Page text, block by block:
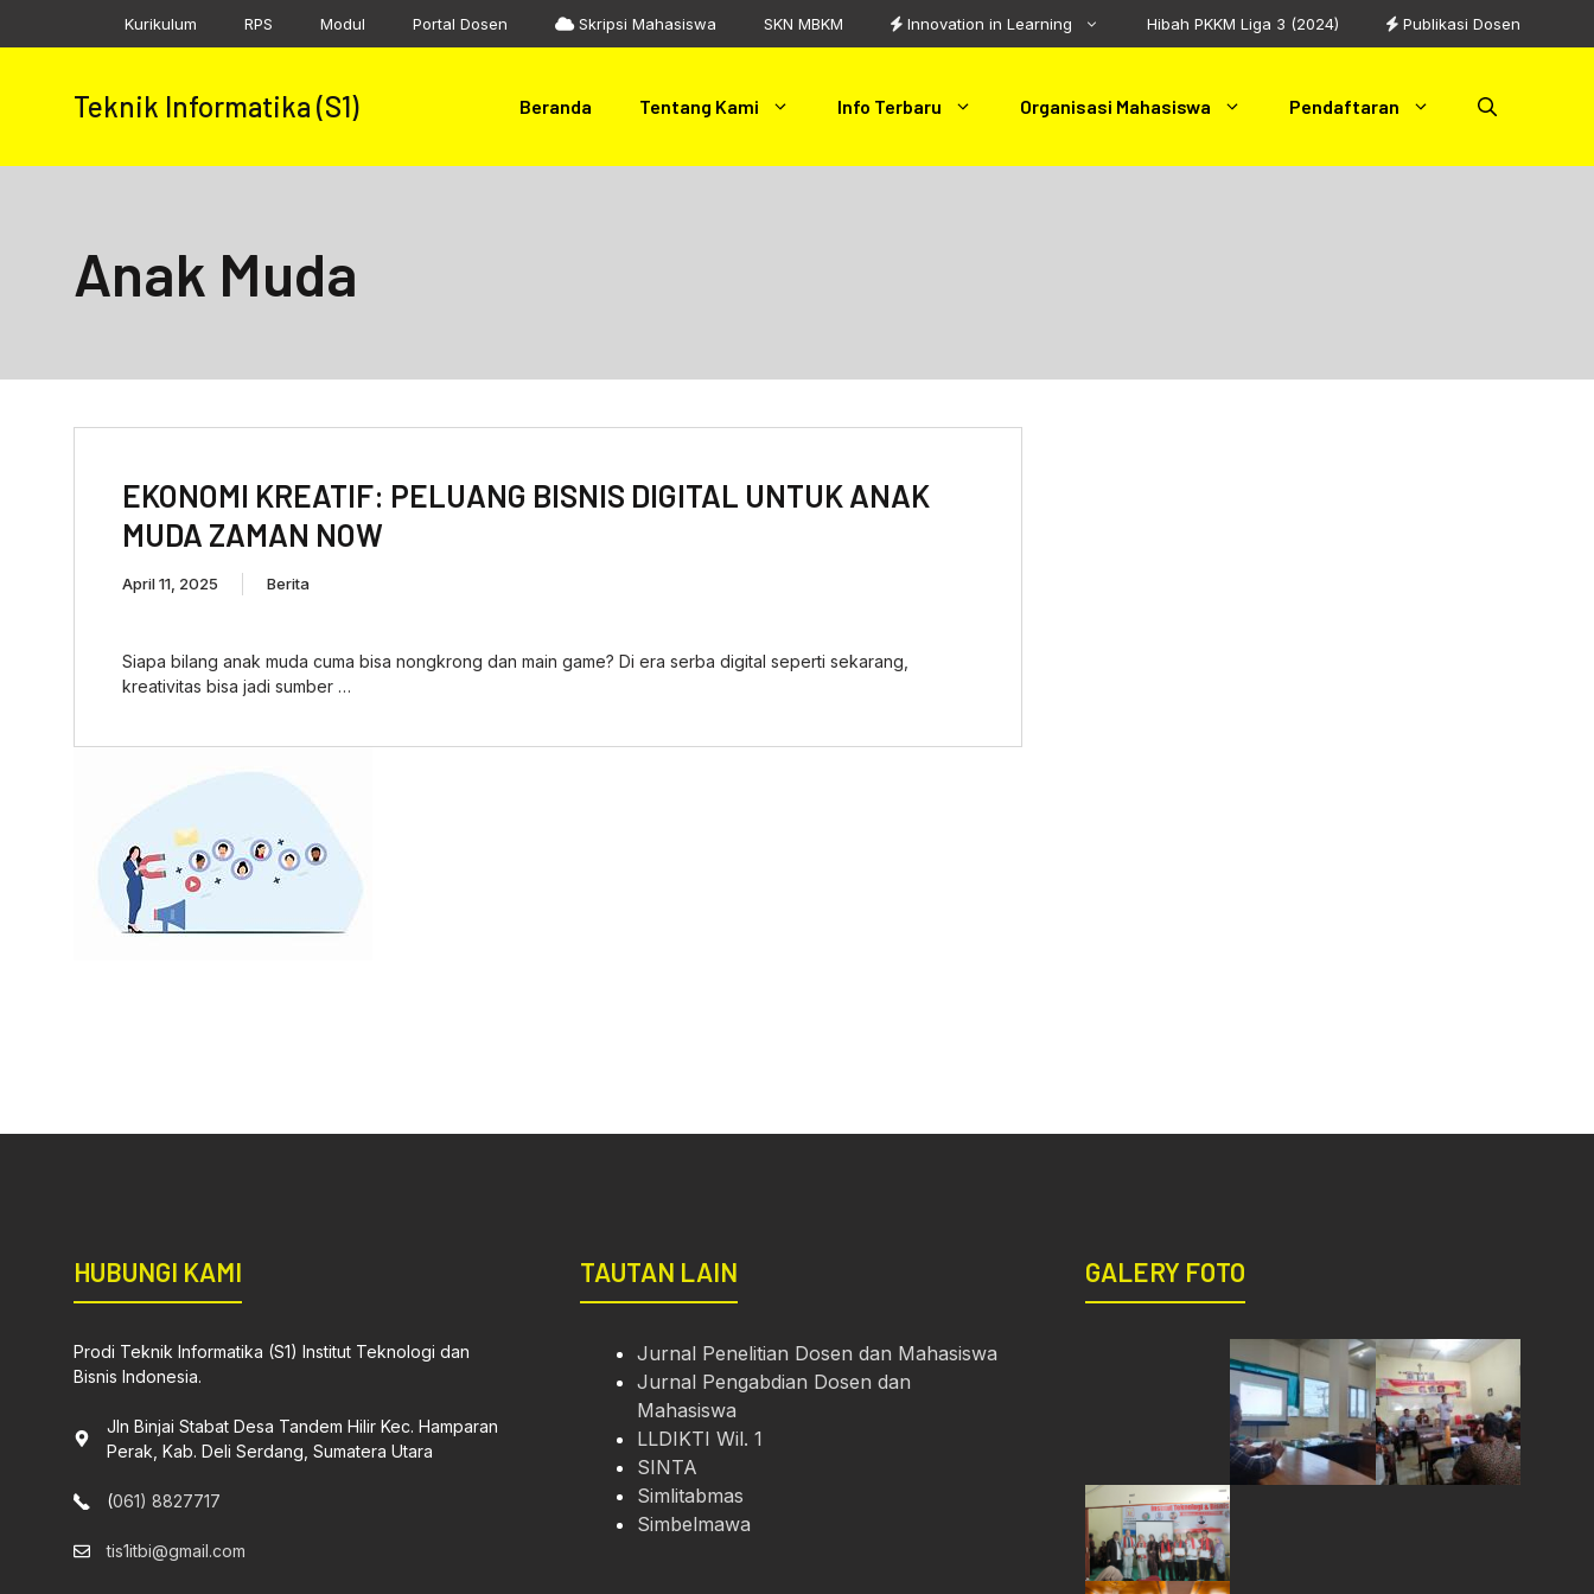
to
Kurikulum RPS Modul Portal Dosen Skripsi Mahasiswa SKN MBKM Innovation in Learning Hibah PKKM Liga 3 (2024) Publikasi Dosen
Teknik Informatika (S1) Beranda Tentang Kami Info Terbaru Organisasi Mahasiswa Pendaftaran
Anak Muda
EKONOMI KREATIF: PELUANG BISNIS DIGITAL UNTUK ANAK
MUDA ZAMAN NOW
April 11, 2025 Berita
Siapa bilang anak muda cuma bisa nongkrong dan main game? Di era serba digital seperti sekarang,
kreativitas bisa jadi sumber …
HUBUNGI KAMI
Prodi Teknik Informatika (S1) Institut Teknologi dan
Bisnis Indonesia.
Jln Binjai Stabat Desa Tandem Hilir Kec. Hamparan
Perak, Kab. Deli Serdang, Sumatera Utara
(061) 8827717
tis1itbi@gmail.com
TAUTAN LAIN
Jurnal Penelitian Dosen dan Mahasiswa
Jurnal Pengabdian Dosen dan
Mahasiswa
LLDIKTI Wil. 1
SINTA
Simlitabmas
Simbelmawa
GALERY FOTO